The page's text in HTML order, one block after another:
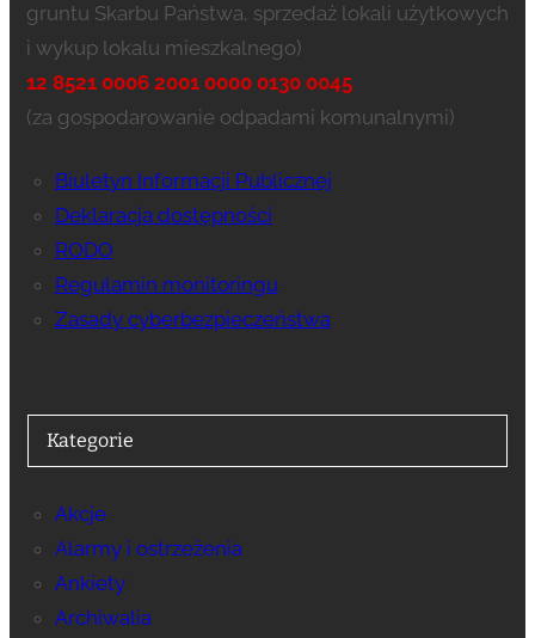
gruntu Skarbu Państwa, sprzedaż lokali użytkowych
i wykup lokalu mieszkalnego)
12 8521 0006 2001 0000 0130 0045
(za gospodarowanie odpadami komunalnymi)
Biuletyn Informacji Publicznej
Deklaracja dostępności
RODO
Regulamin monitoringu
Zasady cyberbezpieczeństwa
Kategorie
Akcje
Alarmy i ostrzeżenia
Ankiety
Archiwalia